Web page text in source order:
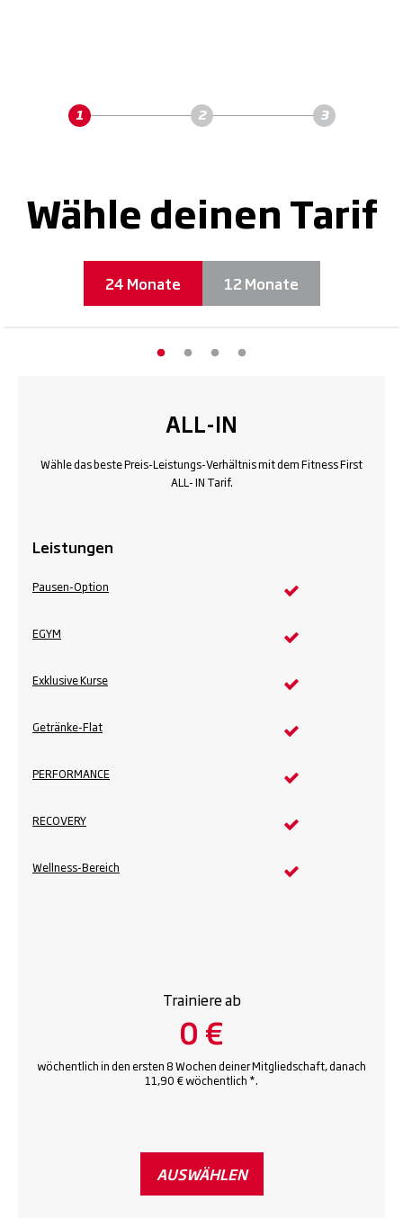
Wähle deinen Tarif
24 Monate 12 Monate
ALL-IN
Wähle das beste Preis-Leistungs-Verhältnis mit dem Fitness First
ALL- IN Tarif.
Leistungen
Pausen-Option
EGYM
Exklusive Kurse
Getränke-Flat
PERFORMANCE
RECOVERY
Wellness-Bereich
Trainiere ab
0 €
wöchentlich in den ersten 8 Wochen deiner Mitgliedschaft, danach
11,90 € wöchentlich *.
AUSWÄHLEN